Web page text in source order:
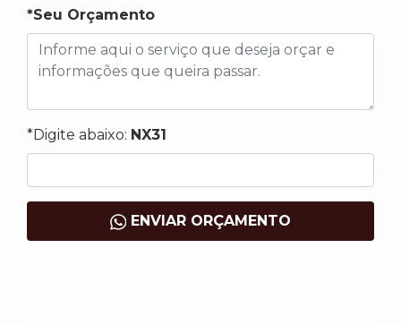
*Seu Orçamento
*Digite abaixo: NX31
ENVIAR ORÇAMENTO